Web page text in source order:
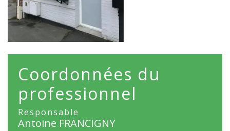
Coordonnées du
professionnel
Responsable
Antoine FRANCIGNY